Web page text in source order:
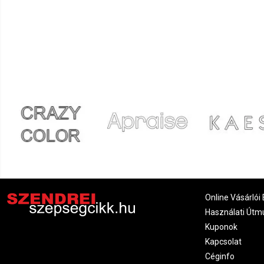
Online Vásárlói
Használati
Kuponok
Kapcsolat
Céginfo